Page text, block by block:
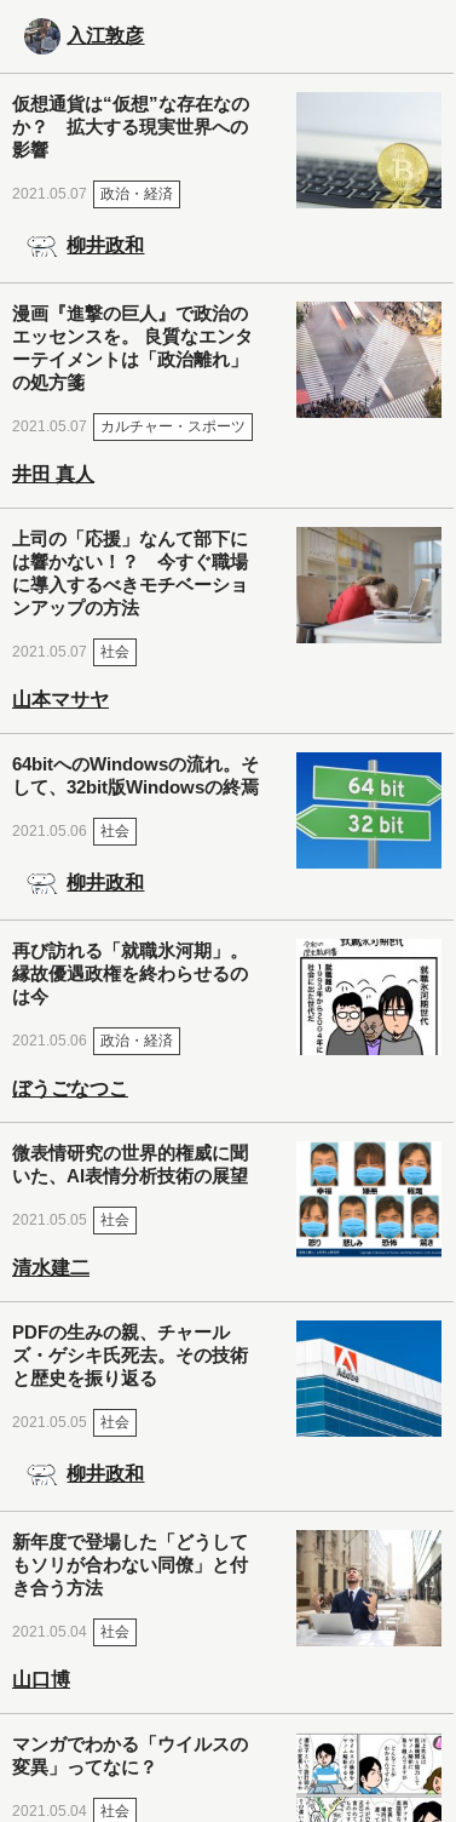
入江敦彦
仮想通貨は“仮想”な存在なの
か？ 拡大する現実世界への
影響
2021.05.07 政治・経済
柳井政和
漫画『進撃の巨人』で政治の
エッセンスを。 良質なエンタ
ーテイメントは「政治離れ」
の処方箋
2021.05.07 カルチャー・スポーツ
井田 真人
上司の「応援」なんて部下に
は響かない！？ 今すぐ職場
に導入するべきモチベーショ
ンアップの方法
2021.05.07 社会
山本マサヤ
64bitへのWindowsの流れ。そ
して、32bit版Windowsの終焉
2021.05.06 社会
柳井政和
再び訪れる「就職氷河期」。
縁故優遇政権を終わらせるの
は今
2021.05.06 政治・経済
ぼうごなつこ
微表情研究の世界的権威に聞
いた、AI表情分析技術の展望
2021.05.05 社会
清水建二
PDFの生みの親、チャール
ズ・ゲシキ氏死去。その技術
と歴史を振り返る
2021.05.05 社会
柳井政和
新年度で登場した「どうして
もソリが合わない同僚」と付
き合う方法
2021.05.04 社会
山口博
マンガでわかる「ウイルスの
変異」ってなに？
2021.05.04 社会